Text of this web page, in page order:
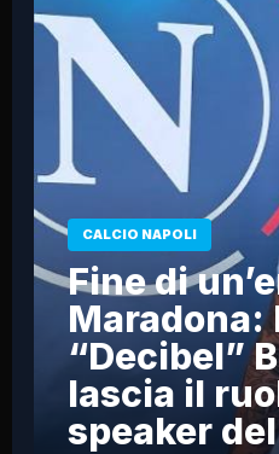
CALCIO NAPOLI
Fine di
Maradona:
“Decibel”
lascia il
speaker